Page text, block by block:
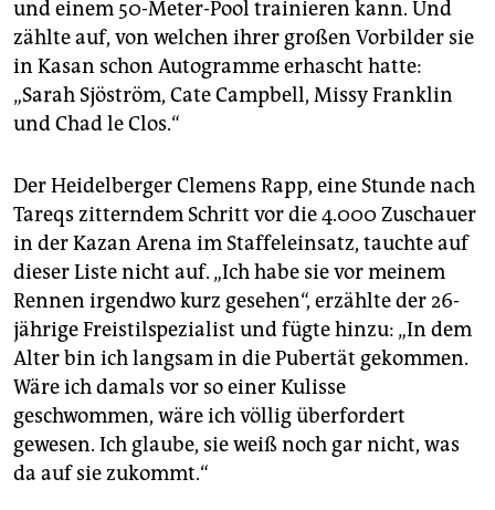
und einem 50-Meter-Pool trainieren kann. Und
zählte auf, von welchen ihrer großen Vorbilder sie
in Kasan schon Autogramme erhascht hatte:
„Sarah Sjöström, Cate Campbell, Missy Franklin
und Chad le Clos.“
Der Heidelberger Clemens Rapp, eine Stunde nach
Tareqs zitterndem Schritt vor die 4.000 Zuschauer
in der Kazan Arena im Staffeleinsatz, tauchte auf
dieser Liste nicht auf. „Ich habe sie vor meinem
Rennen irgendwo kurz gesehen“, erzählte der 26-
jährige Freistilspezialist und fügte hinzu: „In dem
Alter bin ich langsam in die Pubertät gekommen.
Wäre ich damals vor so einer Kulisse
geschwommen, wäre ich völlig überfordert
gewesen. Ich glaube, sie weiß noch gar nicht, was
da auf sie zukommt.“